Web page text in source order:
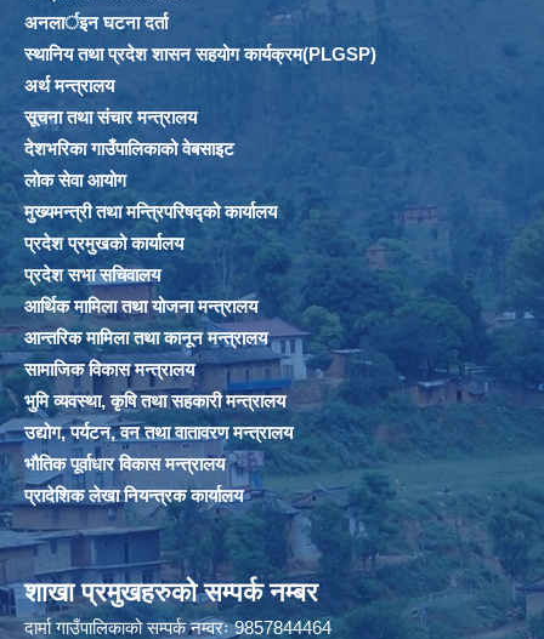
अनलार्इन घटना दर्ता
स्थानिय तथा प्रदेश शासन सहयोग कार्यक्रम(PLGSP)
अर्थ मन्त्रालय
सूचना तथा संचार मन्त्रालय
देशभरिका गाउँपालिकाको वेबसाइट
लोक सेवा आयोग
मुख्यमन्त्री तथा मन्त्रिपरिषद्को कार्यालय
प्रदेश प्रमुखको कार्यालय
प्रदेश सभा सचिवालय
आर्थिक मामिला तथा योजना मन्त्रालय
आन्तरिक मामिला तथा कानून मन्त्रालय
सामाजिक विकास मन्त्रालय
भुमि व्यवस्था, कृषि तथा सहकारी मन्त्रालय
उद्योग, पर्यटन, वन तथा वातावरण मन्त्रालय
भौतिक पूर्वाधार विकास मन्त्रालय
प्रादेशिक लेखा नियन्त्रक कार्यालय
शाखा प्रमुखहरुको सम्पर्क नम्बर
दार्मा गाउँपालिकाको सम्पर्क नम्वरः 9857844464